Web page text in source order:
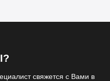
свяжется с Вами в